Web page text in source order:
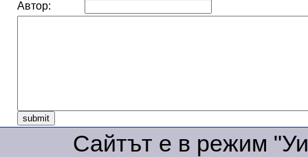
Автор:
Сайтът е в режим